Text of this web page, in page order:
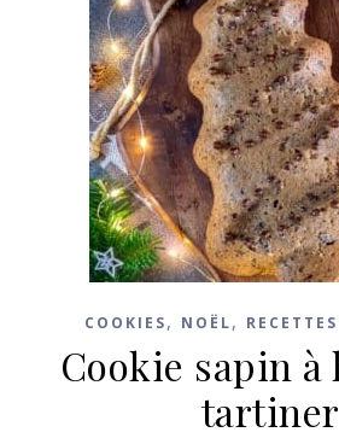
COOKIES, NOËL,
Cookie sapin à
tartiner